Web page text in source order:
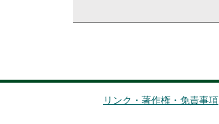
リンク・著作権・免責事項